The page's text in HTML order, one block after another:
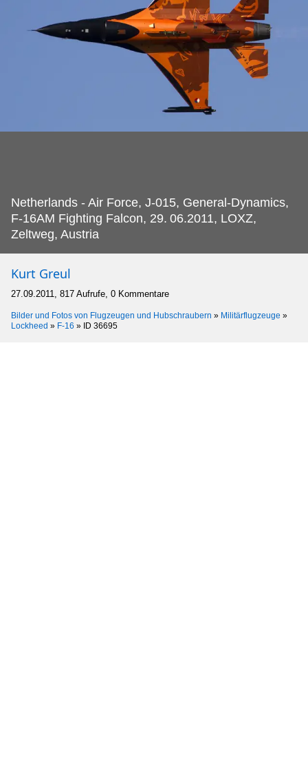
Netherlands - Air Force, J-015, General-Dynamics,
F-16AM Fighting Falcon, 29. 06.2011, LOXZ,
Zeltweg, Austria
Kurt Greul
27.09.2011, 817 Aufrufe, 0 Kommentare
Bilder und Fotos von Flugzeugen und Hubschraubern » Militärflugzeuge »
Lockheed » F-16 » ID 36695